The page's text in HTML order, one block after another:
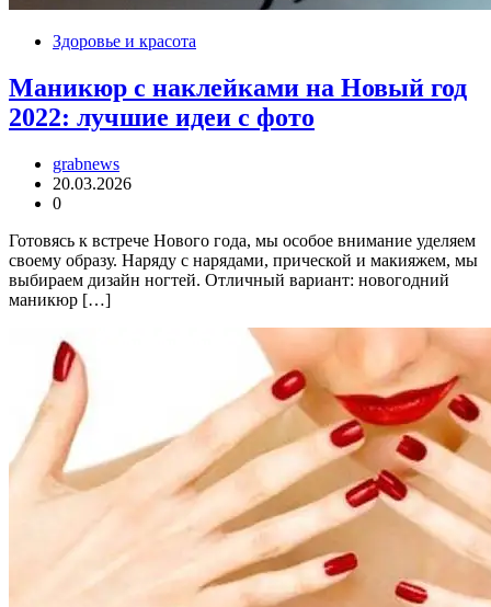
Здоровье и красота
Маникюр с наклейками на Новый год
2022: лучшие идеи с фото
grabnews
20.03.2026
0
Готовясь к встрече Нового года, мы особое внимание уделяем
своему образу. Наряду с нарядами, прической и макияжем, мы
выбираем дизайн ногтей. Отличный вариант: новогодний
маникюр […]